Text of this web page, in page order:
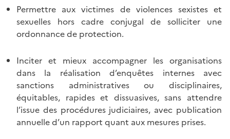
Permettre aux victimes de violences sexistes et
sexuelles hors cadre conjugal de solliciter une
ordonnance de protection.
Inciter et mieux accompagner les organisations
dans la réalisation d’enquêtes internes avec
sanctions administratives ou disciplinaires,
équitables, rapides et dissuasives, sans attendre
l’issue des procédures judiciaires, avec publication
annuelle d’un rapport quant aux mesures prises.